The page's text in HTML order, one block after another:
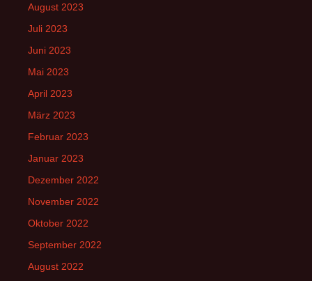
August 2023
Juli 2023
Juni 2023
Mai 2023
April 2023
März 2023
Februar 2023
Januar 2023
Dezember 2022
November 2022
Oktober 2022
September 2022
August 2022